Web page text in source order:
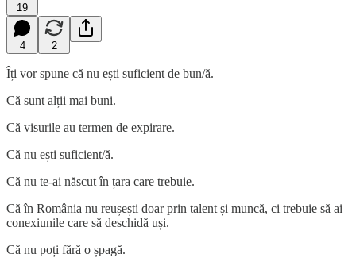
19
4 2
Îți vor spune că nu ești suficient de bun/ă.
Că sunt alții mai buni.
Că visurile au termen de expirare.
Că nu ești suficient/ă.
Că nu te-ai născut în țara care trebuie.
Că în România nu reușești doar prin talent și muncă, ci trebuie să ai
conexiunile care să deschidă uși.
Că nu poți fără o șpagă.